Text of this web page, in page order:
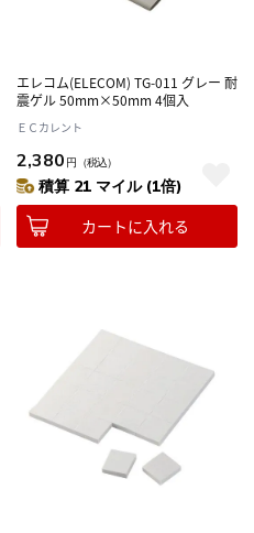
エレコム(ELECOM) TG-011 グレー 耐
震ゲル 50mm×50mm 4個入
ＥＣカレント
2,380 円 （税込）
積算 21 マイル (1倍)
カートに入れる